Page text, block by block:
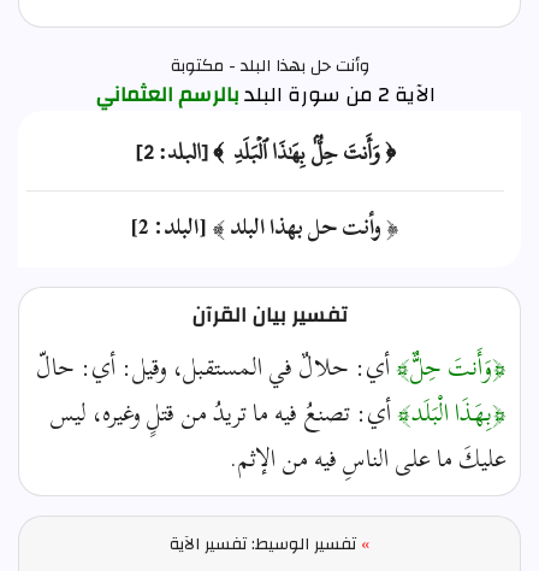
وأنت حل بهذا البلد - مكتوبة
الآية 2 من سورة البلد بالرسم العثماني
﴿ وَأَنتَ حِلُّۢ بِهَٰذَا ٱلۡبَلَدِ ﴾ [البلد: 2]
﴿ وأنت حل بهذا البلد ﴾ [البلد: 2]
تفسير بيان القرآن
﴿وَأَنتَ حِلٌّ﴾أي: حلالٌ في المستقبل، وقيل: أي: حالّ
﴿بِهَذَا الْبَلَد﴾أي: تصنعُ فيه ما تريدُ من قتلٍ وغيره، ليس
عليكَ ما على الناسِ فيه من الإثم.
»تفسير الوسيط: تفسير الآية